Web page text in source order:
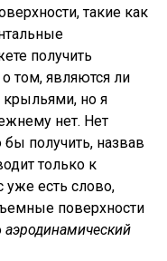
такие как
получить
том, являются ли
крыльями, но я
нет. Нет
получить, назвав
только к
уже есть слово,
поверхности
аэродинамический